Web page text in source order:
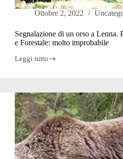
Ottobre 2, 2022
Segnalazione di un orso a Lenna.
e Forestale: molto improbabile
Leggi tutto
Segnalazione
a
Lenna.
Polizia
provinciale
e
Forestale:
molto
improbabile